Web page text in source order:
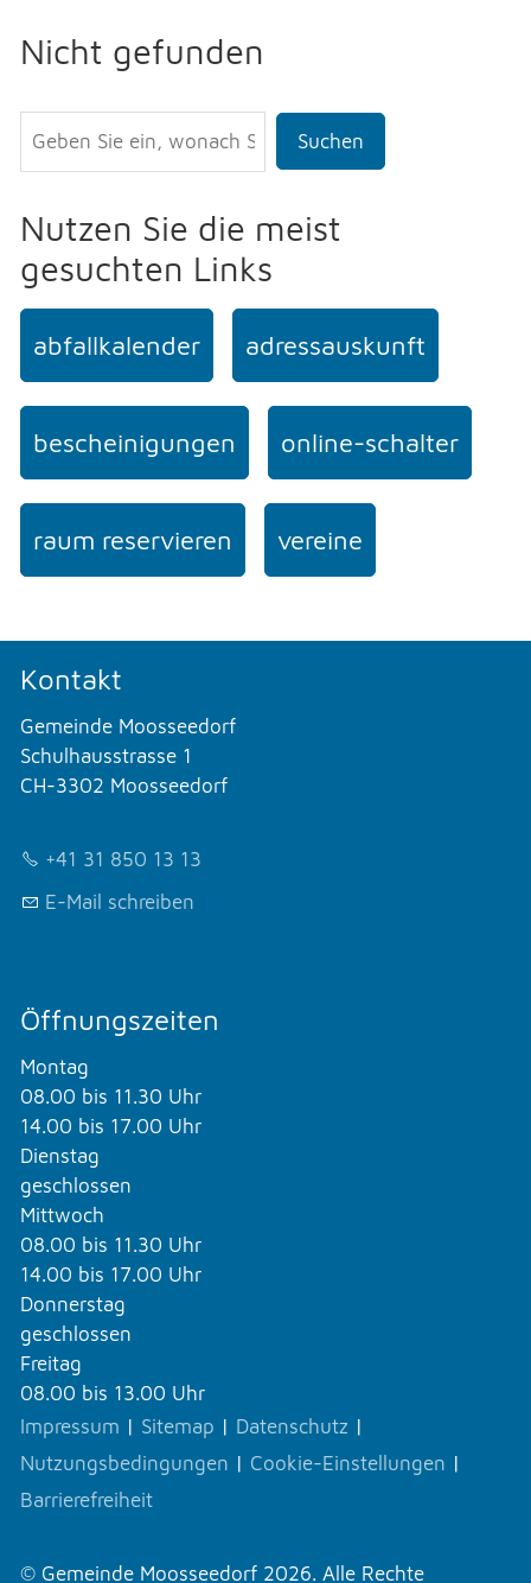
Nicht gefunden
Suchen
Nutzen Sie die meist
gesuchten Links
abfallkalender adressauskunft
bescheinigungen online-schalter
raum reservieren vereine
Kontakt
Gemeinde Moosseedorf
Schulhausstrasse 1
CH-3302 Moosseedorf
+41 31 850 13 13
E-Mail schreiben
Öffnungszeiten
Montag
08.00 bis 11.30 Uhr
14.00 bis 17.00 Uhr
Dienstag
geschlossen
Mittwoch
08.00 bis 11.30 Uhr
14.00 bis 17.00 Uhr
Donnerstag
geschlossen
Freitag
08.00 bis 13.00 Uhr
Impressum | Sitemap | Datenschutz |
Nutzungsbedingungen | Cookie-Einstellungen |
Barrierefreiheit
© Gemeinde Moosseedorf 2026. Alle Rechte